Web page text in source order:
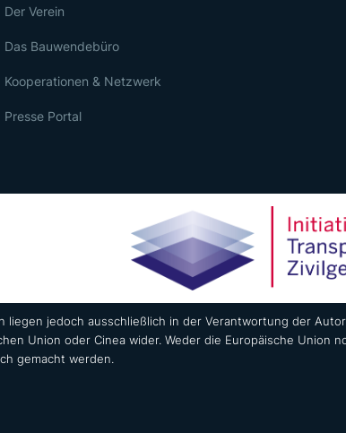
Der Verein
Das Bauwendebüro
Kooperationen & Netzwerk
Presse Portal
liegen jedoch ausschließlich in der Verantwortung der
Union oder Cinea wider. Weder die Europäische Union
gemacht werden.